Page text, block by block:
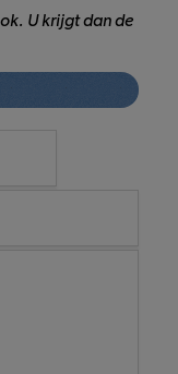
U krijgt dan de